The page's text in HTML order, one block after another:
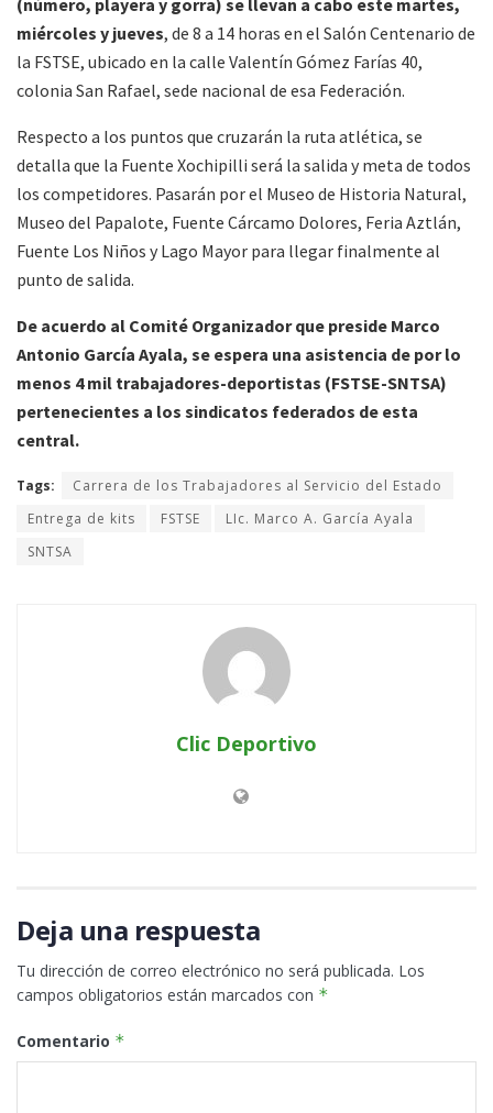
miércoles y jueves, de 8 a 14 horas en el Salón Centenario de
la FSTSE, ubicado en la calle Valentín Gómez Farías 40,
colonia San Rafael, sede nacional de esa Federación.
Respecto a los puntos que cruzarán la ruta atlética, se
detalla que la Fuente Xochipilli será la salida y meta de todos
los competidores. Pasarán por el Museo de Historia Natural,
Museo del Papalote, Fuente Cárcamo Dolores, Feria Aztlán,
Fuente Los Niños y Lago Mayor para llegar finalmente al
punto de salida.
De acuerdo al Comité Organizador que preside Marco
Antonio García Ayala, se espera una asistencia de por lo
menos 4 mil trabajadores-deportistas (FSTSE-SNTSA)
pertenecientes a los sindicatos federados de esta
central.
Tags:
Carrera de los Trabajadores al Servicio del Estado
Entrega de kits
FSTSE
LIc. Marco A. García Ayala
SNTSA
Clic Deportivo
Deja una respuesta
Tu dirección de correo electrónico no será publicada. Los
campos obligatorios están marcados con *
Comentario *